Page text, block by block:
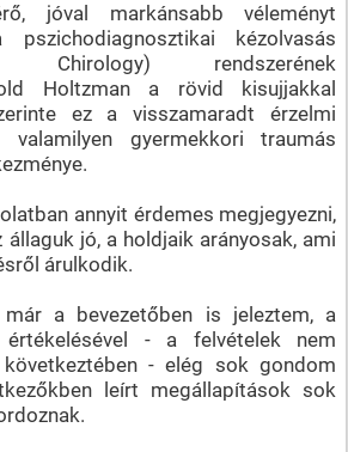
jóval markánsabb véleményt
kézolvasás
Chirology) rendszerének
Holtzman a rövid kisujjakkal
ez a visszamaradt érzelmi
gyermekkori traumás
annyit érdemes megjegyezni,
állaguk jó, a holdjaik arányosak, ami
árulkodik.
a bevezetőben is jeleztem, a
értékelésével - a felvételek nem
- elég sok gondom
leírt megállapítások sok